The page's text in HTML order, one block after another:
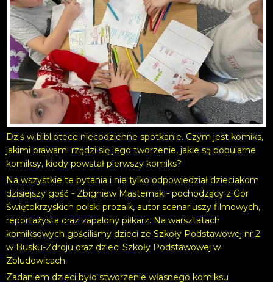
Dziś w bibliotece niecodzienne spotkanie. Czym jest komiks,
jakimi prawami rządzi się jego tworzenie, jakie są popularne
komiksy, kiedy powstał pierwszy komiks?
Na wszystkie te pytania i nie tylko odpowiedział dzieciakom
dzisiejszy gość - Zbigniew Masternak - pochodzący z Gór
Świętokrzyskich polski prozaik, autor scenariuszy filmowych,
reportażysta oraz zapalony piłkarz. Na warsztatach
komiksowych gościliśmy dzieci ze Szkoły Podstawowej nr 2
w Busku-Zdroju oraz dzieci Szkoły Podstawowej w
Zbludowicach.
Zadaniem dzieci było stworzenie własnego komiksu